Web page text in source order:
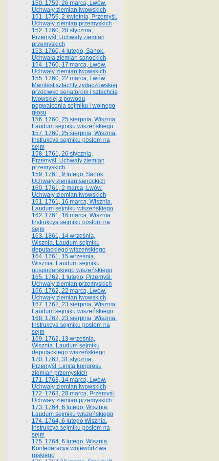
150. 1759, 26 marca, Lwów.
Uchwały ziemian lwowskich
151. 1759, 2 kwietnia, Przemyśl.
Uchwały ziemian przemyskich
152. 1760, 28 stycznia,
Przemyśl. Uchwały ziemian
przemyskich
153. 1760, 4 lutego, Sanok.
Uchwała ziemian sanockich
154. 1760, 17 marca, Lwów.
Uchwały ziemian lwowskich
155. 1760, 22 marca, Lwów.
Manifest szlachty żydaczowskiej
przeciwko senatorom i szlachcie
lwowskiej z po­wodu
pogwałcenia sejmiku i wolnego
głosu
156. 1760, 25 sierpnia, Wisznia.
Laudum sejmiku wiszeńskiego
157. 1760, 25 sierpnia, Wisznia.
Instrukcya sejmiku posłom na
sejm
158. 1761, 26 stycznia,
Przemyśl. Uchwały ziemian
przemyskich
159. 1761, 9 lutego, Sanok.
Uchwały ziemian sanockich
160. 1761, 2 marca, Lwów.
Uchwały ziemian lwowskich
161. 1761, 16 marca, Wisznia.
Laudum sejmiku wiszeńskiego
162. 1761, 16 marca, Wisznia.
Instrukcya sejmiku posłom na
sejm
163. 1861, 14 września,
Wisznia. Laudum sejmiku
deputackiego wiszeńskiego
164. 1761, 15 września,
Wisznia. Laudum sejmiku
gospodarskiego wiszeńskiego
165. 1762, 1 lutego, Przemyśl.
Uchwały ziemian przemyskich
166. 1762, 22 marca, Lwów.
Uchwały ziemian lwowskich
167. 1762, 23 sierpnia, Wisznia.
Laudum sejmiku wiszeńskiego
168. 1762, 23 sierpnia, Wisznia.
Instrukcya sejmiku posłom na
sejm
169. 1762, 13 września,
Wisznia. Laudum sejmiku
deputackiego wiszeńskiego.
170. 1763, 31 stycznia,
Przemyśl. Limita kongresu
ziemian przemyskich
171. 1763, 14 marca, Lwów.
Uchwały ziemian lwowskich
172. 1763, 28 marca, Przemyśl.
Uchwały ziemian przemyskich
173. 1764, 6 lutego, Wisznia.
Laudum sejmiku wiszeńskiego
174. 1764, 6 lutego Wisznia.
Instrukcya sejmiku posłom na
sejm
175. 1764, 6 lutego, Wisznia.
Konfederacya województwa
ruskiego